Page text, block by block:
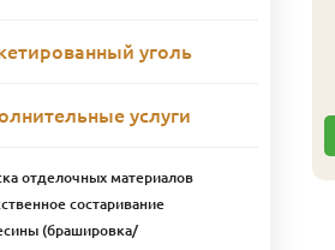
уголь
услуги
отделочных материалов
состаривание
(брашировка/